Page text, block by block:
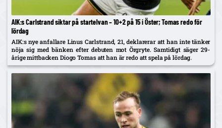
AIK:s Carlstrand siktar på startelvan – 10+2 på 15 i Öster; Tomas redo för
lördag
AIK:s nye anfallare Linus Carlstrand, 21, deklarerar att han inte tänker
nöja sig med bänken efter debuten mot Örgryte. Samtidigt säger 29-
årige mittbacken Diogo Tomas att han är redo att spela på lördag.